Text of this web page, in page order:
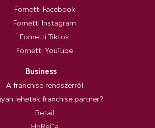
Fornetti Facebook
Fornetti Instagram
Fornetti Tiktok
Fornetti YouTube
Business
A franchise rendszerről
lehetek franchise partner?
Retail